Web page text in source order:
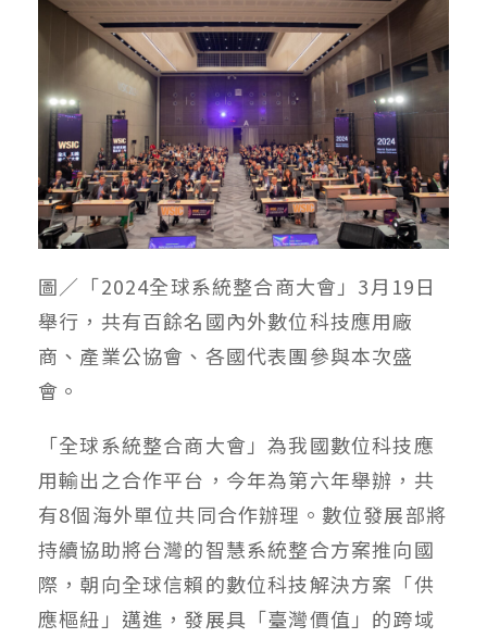
圖／「2024全球系統整合商大會」3月19日
舉行，共有百餘名國內外數位科技應用廠
商、產業公協會、各國代表團參與本次盛
會。
「全球系統整合商大會」為我國數位科技應
用輸出之合作平台，今年為第六年舉辦，共
有8個海外單位共同合作辦理。數位發展部將
持續協助將台灣的智慧系統整合方案推向國
際，朝向全球信賴的數位科技解決方案「供
應樞紐」邁進，發展具「臺灣價值」的跨域